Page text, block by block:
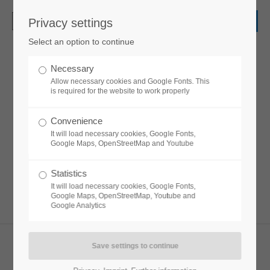
Login
Newsteaser
Lorem ipsum dolor sit amet, consectetuer
adipiscing elit. Aenean commodo ligula eget
Privacy settings
Select an option to continue
Necessary
Allow necessary cookies and Google Fonts. This
is required for the website to work properly
Convenience
It will load necessary cookies, Google Fonts,
Google Maps, OpenStreetMap and Youtube
Statistics
It will load necessary cookies, Google Fonts,
Google Maps, OpenStreetMap, Youtube and
Google Analytics